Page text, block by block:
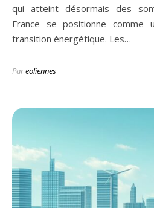
qui atteint désormais des
France se positionne comme
transition énergétique. Les…
Pareoliennes